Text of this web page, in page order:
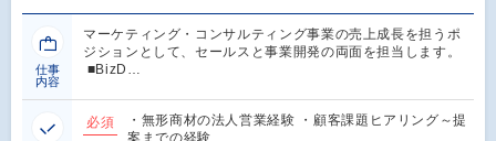
仕事
内容
マーケティング・コンサルティング事業の売上成長を担うポ
ジションとして、セールスと事業開発の両面を担当します。
■BizD…
必須
・無形商材の法人営業経験 ・顧客課題ヒアリング～提
案までの経験